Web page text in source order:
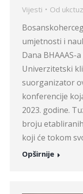
Vijesti Od
umjetnosti i
Dana BHAAAS-
Univerzitetski
suorganizator
konferencije
2023. godine.
broju
koji će tokom
Opširnije